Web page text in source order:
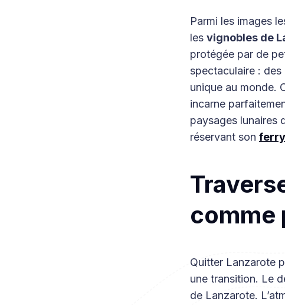
Parmi les images
les vignobles de
protégée par de
spectaculaire : des
unique au monde.
incarne
paysages lunaires
réservant son
comme
Quitter Lanzarote
une transition. Le
de Lanzarote.